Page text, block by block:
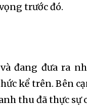
trước đó.
và đang đưa ra
kể trên. Bên
thu đã thực sự